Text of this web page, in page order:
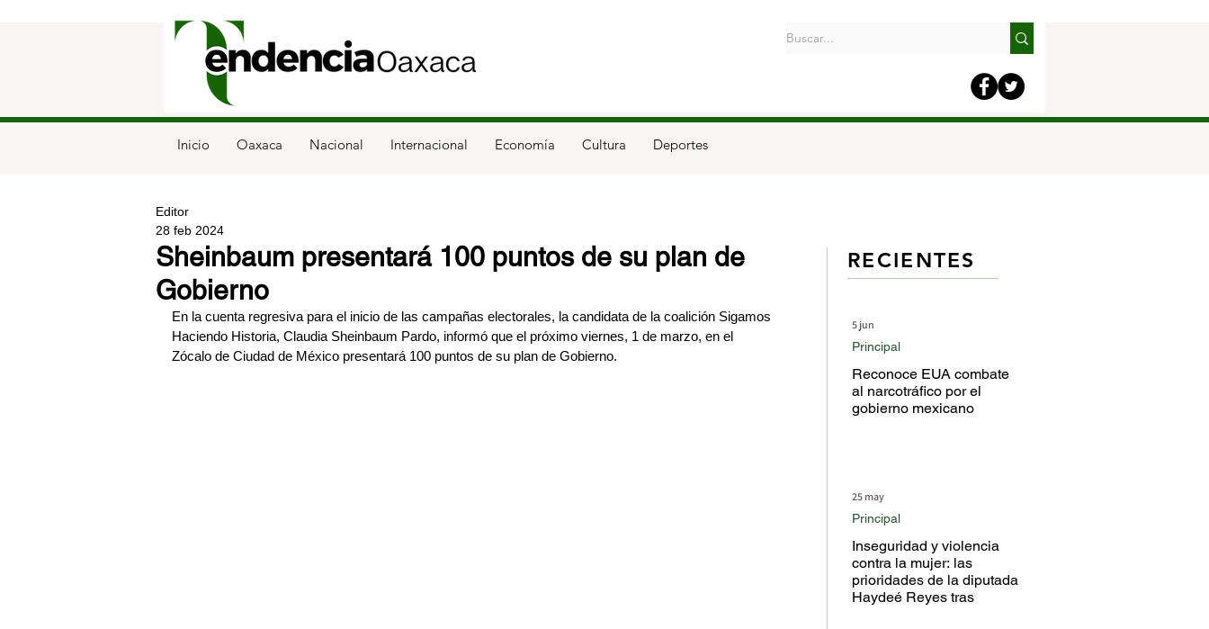
Inicio Oaxaca Nacional Internacional Economía Cultura Deportes
Sheinbaum presentará 100 puntos de su plan de
Gobierno
Editor
28 feb 2024
En la cuenta regresiva para el inicio de las campañas electorales, la candidata de la coalición Sigamos
Haciendo Historia, Claudia Sheinbaum Pardo, informó que el próximo viernes, 1 de marzo, en el
Zócalo de Ciudad de México presentará 100 puntos de su plan de Gobierno.
Reconoce EUA combate
al narcotráfico por el
gobierno mexicano
Principal
5 jun
Inseguridad y violencia
contra la mujer: las
prioridades de la diputada
Haydeé Reyes tras
Principal
25 may
RECIENTES